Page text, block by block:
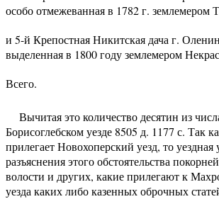
особо отмежеванная в 1782 г. землемером
и 5-й Крепостная Никитская дача г.
выделенная в 1800 году землемером
Всего.
Вычитая это количество десятин из
Борисоглебском уезде 8505 д. 1177 с. Так
прилегает Новохоперский уезд, то
разъяснения этого обстоятельства
волости и других, какие прилегают к
уезда каких либо казенных оброчных